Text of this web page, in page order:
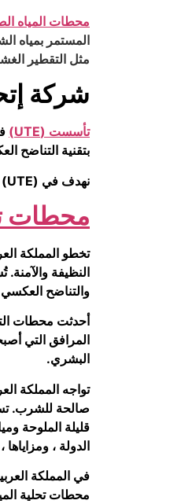
محطات المياه
المستمر بمياه
مثل التقطير
شركة
تأسست (UTE)
بتقنية التناضح
نهدف في (UTE) إلى تعزيز جودة الحياة من خلال خلق توازن اقتصادي وصحي مما يساهم في تحسين جودة البيئة الطبيعية للعملاء والمجتمع.
محطات
تخطو المملكة
النظيفة
والتناضح العكسي
أحدثت محطات
المرافق التي
البشري.
تواجه المملكة
صالحة للشرب.
قليلة الملوحة
الدولة ،
في المملكة
محطات تحلية